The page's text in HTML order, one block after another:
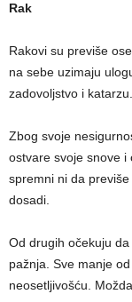
Rak
Rakovi su previše
na sebe uzimaju
zadovoljstvo i katarzu.
Zbog svoje
ostvare svoje snove i
spremni ni da
dosadi.
Od drugih očekuju
pažnja. Sve manje
neosetljivošću.